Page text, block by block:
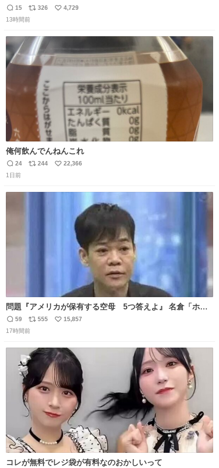
ごい #TravisJapan #Jリーグ
返
信
15
リ
ポ
ト
数
326
い
4,729
13時間前
俺何飲んでんねんこれ
返
信
24
リ
244
い
22,366
1日前
問題『アメリカが保有する空母 5つ答えよ』 名倉「ホン
マごめん、日本」
返
信
59
リ
ポ
ト
数
555
い
数
15,857
17時間前
コレが無料でレジ袋が有料なのおかしいって